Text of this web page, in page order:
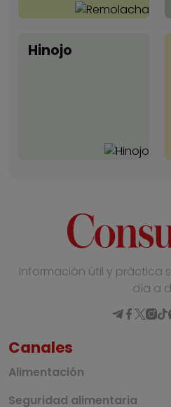
Hinojo
Información útil y práctica
día a
Canales
Alimentación
Seguridad alimentaria